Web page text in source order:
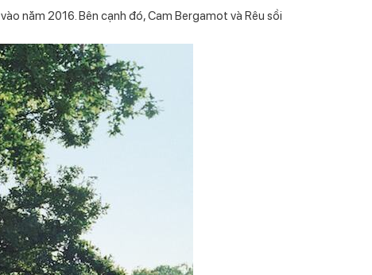
năm 2016. Bên cạnh đó, Cam Bergamot và Rêu sồi